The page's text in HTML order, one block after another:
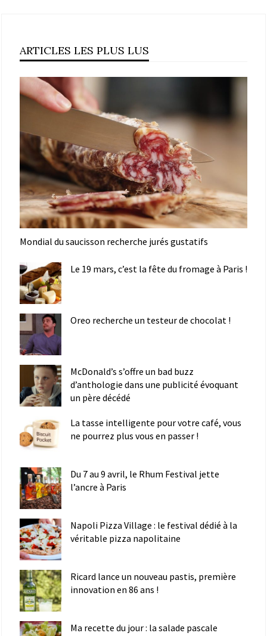
ARTICLES LES PLUS LUS
Mondial du saucisson recherche jurés gustatifs
Le 19 mars, c’est la fête du fromage à Paris !
Oreo recherche un testeur de chocolat !
McDonald’s s’offre un bad buzz
d’anthologie dans une publicité évoquant
un père décédé
La tasse intelligente pour votre café, vous
ne pourrez plus vous en passer !
Du 7 au 9 avril, le Rhum Festival jette
l’ancre à Paris
Napoli Pizza Village : le festival dédié à la
véritable pizza napolitaine
Ricard lance un nouveau pastis, première
innovation en 86 ans !
Ma recette du jour : la salade pascale